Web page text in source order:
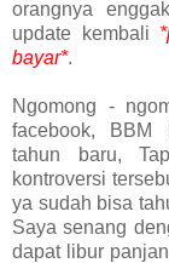
orangnya
update kembali
bayar*.
Ngomong -
facebook, BBM
tahun baru,
kontroversi
ya sudah bisa
Saya senang
dapat libur